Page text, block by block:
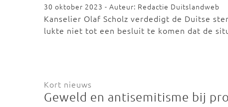
30 oktober 2023 - Auteur: Redactie Duitslandweb
Kanselier Olaf Scholz verdedigt de Duitse
lukte niet tot een besluit te komen dat de
Kort nieuws
Geweld en antisemitisme bij